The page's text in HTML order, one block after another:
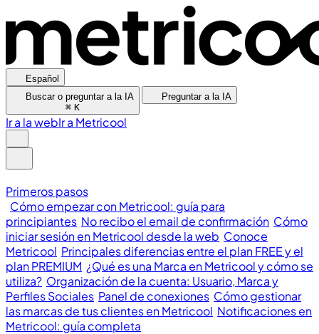
Español
Buscar o preguntar a la IA
⌘ K
Preguntar a la IA
Ir a la webIr a Metricool
Primeros pasos
Cómo empezar con Metricool: guía para
principiantes No recibo el email de confirmación Cómo
iniciar sesión en Metricool desde la web Conoce
Metricool Principales diferencias entre el plan FREE y el
plan PREMIUM ¿Qué es una Marca en Metricool y cómo se
utiliza? Organización de la cuenta: Usuario, Marca y
Perfiles Sociales Panel de conexiones Cómo gestionar
las marcas de tus clientes en Metricool Notificaciones en
Metricool: guía completa